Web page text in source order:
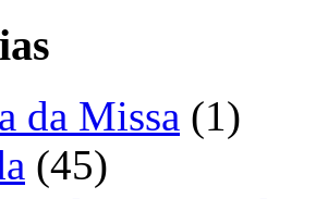
da Missa (1)
(45)